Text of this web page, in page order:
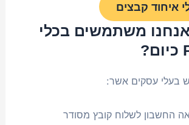
איחוד קבצים
משתמשים בכלי
בעלי עסקים אשר:
החשבון לשלוח קובץ מסודר